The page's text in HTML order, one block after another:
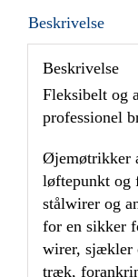
Beskrivelse
Beskrivelse
Fleksibelt og
professionel
Øjemøtrikker
løftepunkt og
stålwirer og
for en sikker
wirer, sjækler
træk,